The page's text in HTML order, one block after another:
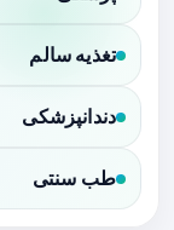
تغذیه سالم
دندانپزشکی
طب سنتی